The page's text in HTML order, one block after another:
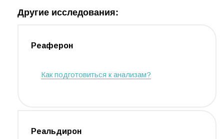
Другие исследования:
Реаферон
Как подготовиться к анализам?
Реальдирон